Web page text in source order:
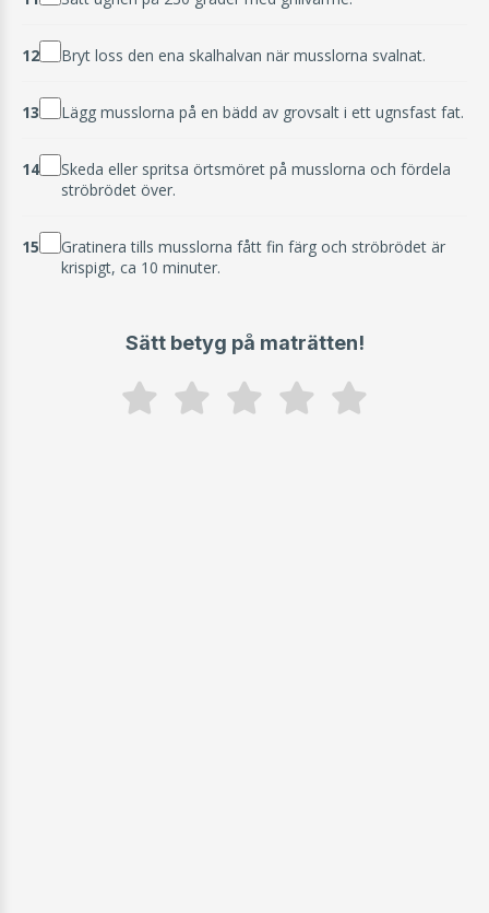
12 Bryt loss den ena skalhalvan när musslorna svalnat.
13 Lägg musslorna på en bädd av grovsalt i ett ugnsfast fat.
14
Skeda eller spritsa örtsmöret på musslorna och fördela
ströbrödet över.
15
Gratinera tills musslorna fått fin färg och ströbrödet är
krispigt, ca 10 minuter.
Sätt betyg på maträtten!